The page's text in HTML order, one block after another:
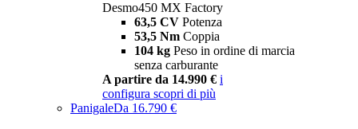
Desmo450 MX Factory
63,5 CV Potenza
53,5 Nm Coppia
104 kg Peso in ordine di marcia
senza carburante
A partire da 14.990 € i
configura scopri di più
PanigaleDa 16.790 €